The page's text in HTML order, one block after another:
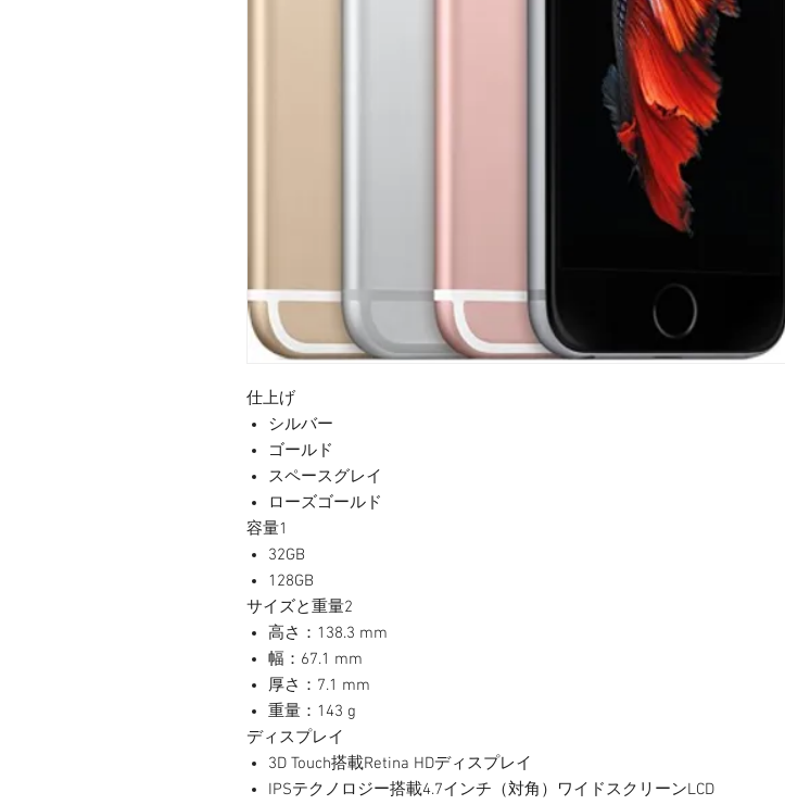
仕上げ
シルバー
ゴールド
スペースグレイ
ローズゴールド
容量1
32GB
128GB
サイズと重量2
高さ：138.3 mm
幅：67.1 mm
厚さ：7.1 mm
重量：143 g
ディスプレイ
3D Touch搭載Retina HDディスプレイ
IPSテクノロジー搭載4.7インチ（対角）ワイドスクリーンLCD